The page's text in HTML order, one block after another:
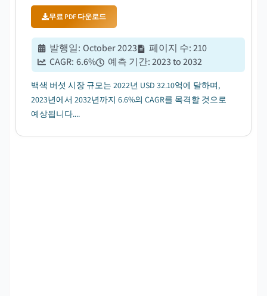
무료 PDF 다운로드
발행일: October 2023 페이지 수:210
CAGR: 6.6% 예측 기간:2023 to 2032
백색 버섯 시장 규모는 2022년 USD 32.10억에 달하며,
2023년에서 2032년까지 6.6%의 CAGR를 목격할 것으로
예상됩니다....